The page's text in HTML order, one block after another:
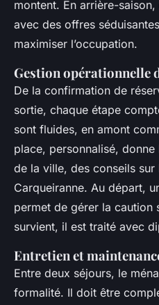
montent. En arrière-
avec des offres
maximiser l’occupation.
Gestion opérationnelle
De la confirmation de
sortie, chaque étape
sont fluides, en amont
place, personnalisé,
de la ville, des conseils
Carqueiranne. Au départ,
permet de gérer la caution
survient, il est traité avec
Entretien et
Entre deux séjours, le
formalité. Il doit être